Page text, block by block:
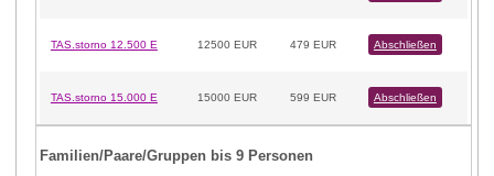
TAS.storno 12.500 E 12500 EUR 479 EUR Abschließen
TAS.storno 15.000 E 15000 EUR 599 EUR Abschließen
Familien/Paare/Gruppen bis 9 Personen